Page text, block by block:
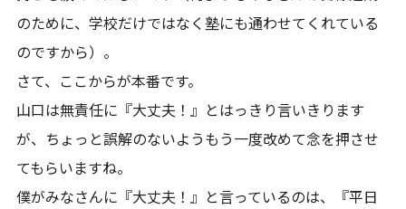
のために、学校だけではなく塾にも通わせてくれている
のですから）。
さて、ここからが本番です。
山口は無責任に『大丈夫！』とはっきり言いきります
が、ちょっと誤解のないようもう一度改めて念を押させ
てもらいますね。
僕がみなさんに『大丈夫！』と言っているのは、『平日